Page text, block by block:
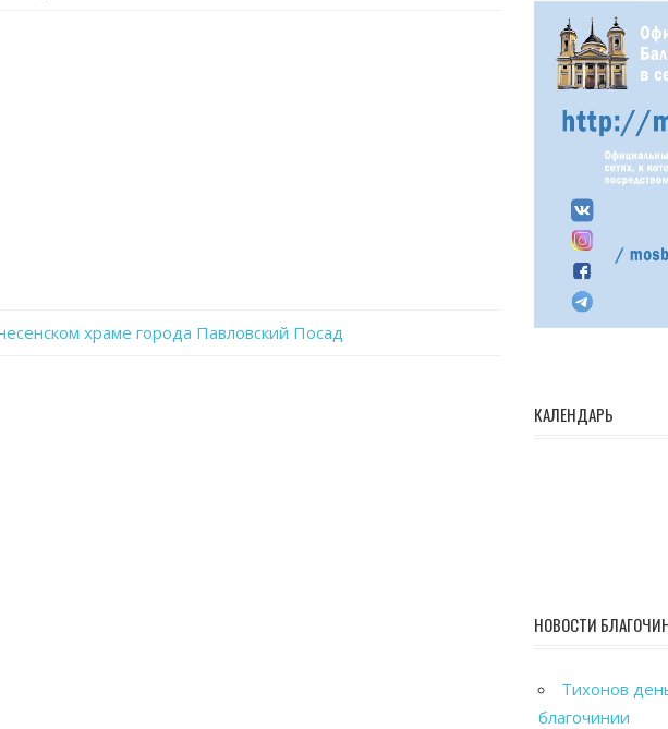
храме города Павловский Посад
КАЛЕНДАРЬ
НОВОСТИ
Тихонов
благочинии